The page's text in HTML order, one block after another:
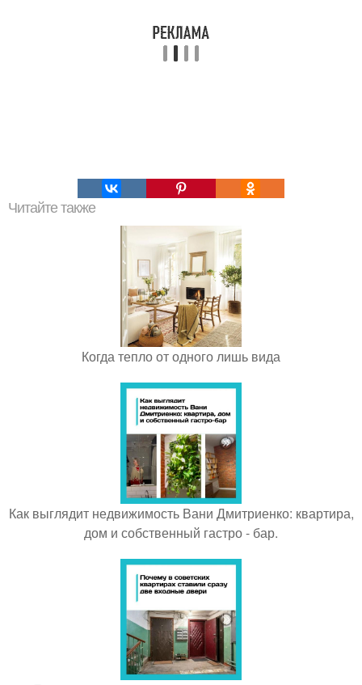
Читайте также
Когда тепло от одного лишь вида
Как выглядит недвижимость Вани Дмитриенко: квартира,
дом и собственный гастро - бар.